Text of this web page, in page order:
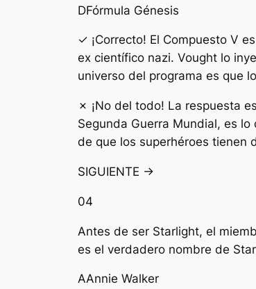
DFórmula Génesis
✓ ¡Correcto! El Compuesto V
ex científico nazi. Vought lo
universo del programa es que
✗ ¡No del todo! La respuesta
Segunda Guerra Mundial, es
de que los superhéroes tienen
SIGUIENTE →
04
Antes de ser Starlight, el
es el verdadero nombre de
AAnnie Walker